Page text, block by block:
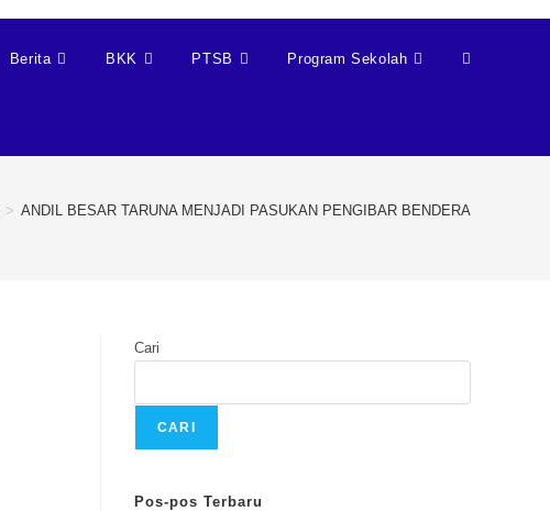
Berita BKK PTSB Program Sekolah
> ANDIL BESAR TARUNA MENJADI PASUKAN PENGIBAR BENDERA
Cari
CARI
Pos-pos Terbaru